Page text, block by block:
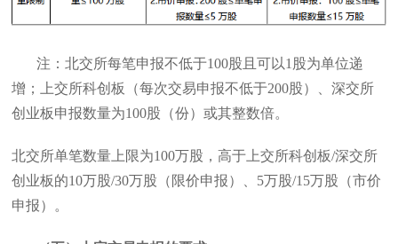
注：北交所每笔申报不低于100股且可以1股为单位递
增；上交所科创板（每次交易申报不低于200股）、深交所
创业板申报数量为100股（份）或其整数倍。
北交所单笔数量上限为100万股，高于上交所科创板/深交所
创业板的10万股/30万股（限价申报）、5万股/15万股（市价
申报）。